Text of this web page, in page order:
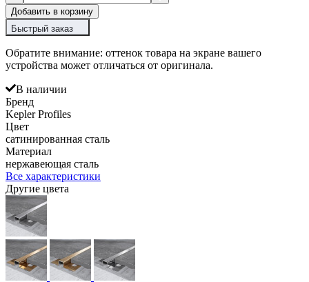
Добавить в корзину
Быстрый заказ
Обратите внимание: оттенок товара на экране вашего
устройства может отличаться от оригинала.
В наличии
Бренд
Kepler Profiles
Цвет
сатинированная сталь
Материал
нержавеющая сталь
Все характеристики
Другие цвета